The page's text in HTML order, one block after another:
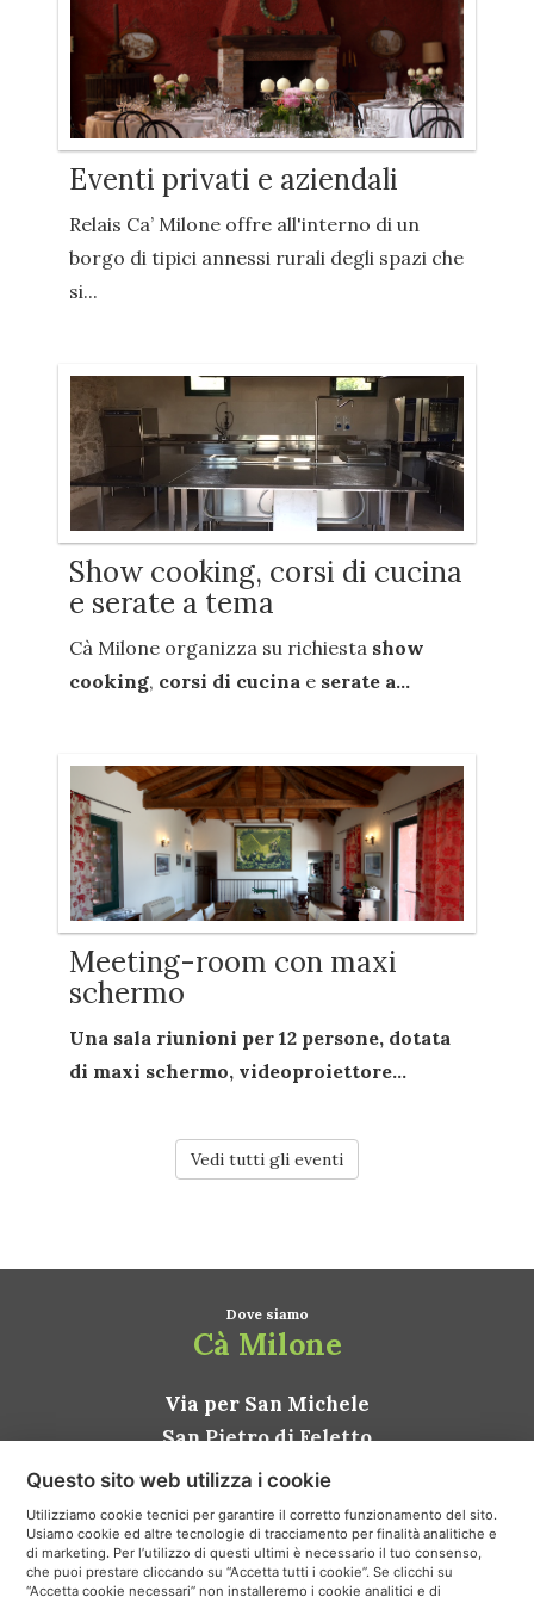
Eventi privati e aziendali
Relais Ca’ Milone offre all'interno di un
borgo di tipici annessi rurali degli spazi che
si...
Show cooking, corsi di cucina
e serate a tema
Cà Milone organizza su richiesta show
cooking, corsi di cucina e serate a...
Meeting-room con maxi
schermo
Una sala riunioni per 12 persone, dotata
di maxi schermo, videoproiettore...
Vedi tutti gli eventi
Dove siamo
Cà Milone
Via per San Michele
San Pietro di Feletto
31020 Conegliano TV
ITALIA
Come arrivare
Questo sito web utilizza i cookie
Utilizziamo cookie tecnici per garantire il corretto funzionamento del sito.
Usiamo cookie ed altre tecnologie di tracciamento per finalità analitiche e
di marketing. Per l’utilizzo di questi ultimi è necessario il tuo consenso,
che puoi prestare cliccando su “Accetta tutti i cookie”. Se clicchi su
“Accetta cookie necessari” non installeremo i cookie analitici e di